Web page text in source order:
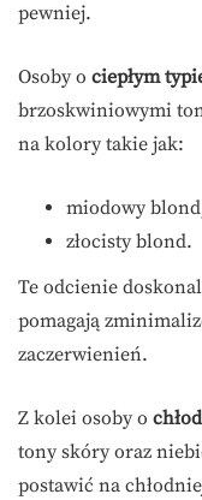
pewniej.
Osoby o ciepłym
brzoskwiniowymi
na kolory takie jak:
miodowy
złocisty blond.
Te odcienie
pomagają
zaczerwienień.
Z kolei osoby o
tony skóry oraz
postawić na